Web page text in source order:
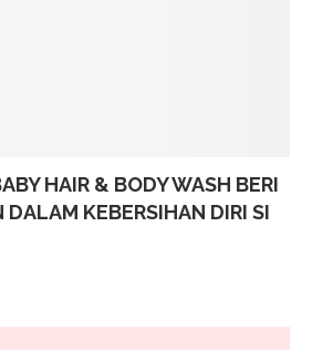
HAIR & BODY WASH BERI
KEBERSIHAN DIRI SI